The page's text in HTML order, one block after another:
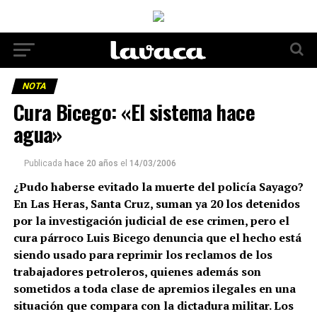
NOTA
Cura Bicego: «El sistema hace
agua»
Publicada hace 20 años el 14/03/2006
¿Pudo haberse evitado la muerte del policía Sayago?
En Las Heras, Santa Cruz, suman ya 20 los detenidos
por la investigación judicial de ese crimen, pero el
cura párroco Luis Bicego denuncia que el hecho está
siendo usado para reprimir los reclamos de los
trabajadores petroleros, quienes además son
sometidos a toda clase de apremios ilegales en una
situación que compara con la dictadura militar. Los